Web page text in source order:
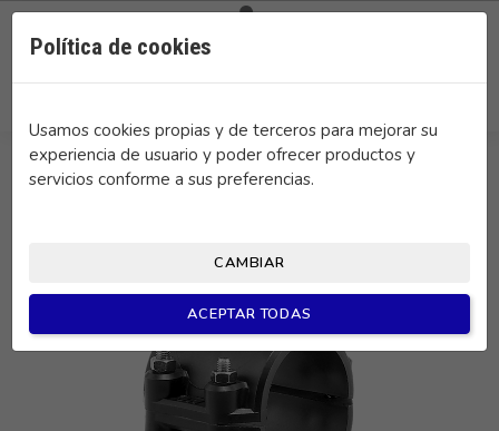
Política de cookies
Usamos cookies propias y de terceros para mejorar su
experiencia de usuario y poder ofrecer productos y
servicios conforme a sus preferencias.
CAMBIAR
ACEPTAR TODAS